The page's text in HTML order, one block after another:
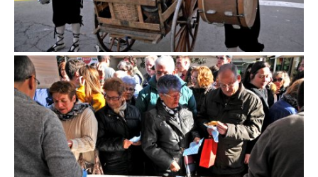
Fira de la col de la Roca del Vallès